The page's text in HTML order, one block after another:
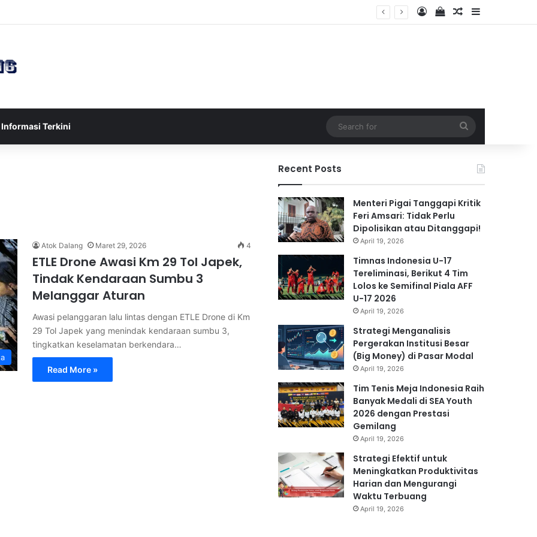
Log InView your
Random Article
Sidebar
Informasi Terkini
for
Atok Dalang Maret 29, 2026 4
ETLE Drone Awasi Km 29 Tol Japek,
Tindak Kendaraan Sumbu 3
Melanggar Aturan
Awasi pelanggaran lalu lintas dengan ETLE Drone di Km
29 Tol Japek yang menindak kendaraan sumbu 3,
tingkatkan keselamatan berkendara…
Read More »
Recent Posts
Menteri Pigai Tanggapi Kritik
Feri Amsari: Tidak Perlu
Dipolisikan atau Ditanggapi!
April 19, 2026
Timnas Indonesia U-17
Tereliminasi, Berikut 4 Tim
Lolos ke Semifinal Piala AFF
U-17 2026
April 19, 2026
Strategi Menganalisis
Pergerakan Institusi Besar
(Big Money) di Pasar Modal
April 19, 2026
Tim Tenis Meja Indonesia Raih
Banyak Medali di SEA Youth
2026 dengan Prestasi
Gemilang
April 19, 2026
Strategi Efektif untuk
Meningkatkan Produktivitas
Harian dan Mengurangi
Waktu Terbuang
April 19, 2026